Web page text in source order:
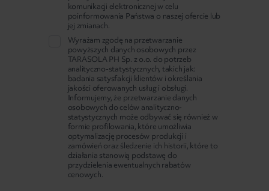
komunikacji elektronicznej w celu
poinformowania Państwa o naszej ofercie lub
jej zmianach.
Wyrażam zgodę na przetwarzanie
powyższych danych osobowych przez
TARASOLA PH Sp. z o.o. do potrzeb
analityczno-statystycznych, takich jak:
badania satysfakcji klientów i określania
jakości oferowanych usług i obsługi.
Informujemy, że przetwarzanie danych
osobowych do celów analityczno-
statystycznych może odbywać się również w
formie profilowania, które umożliwia
optymalizację procesów produkcji i
zamówień oraz śledzenie ich historii, które to
działania stanowią podstawę do
przydzielenia ewentualnych rabatów
cenowych.